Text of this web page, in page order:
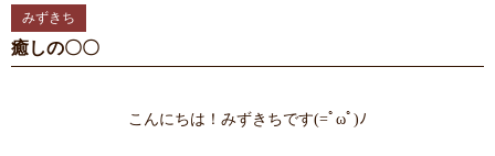
みずきち
癒しの〇〇
こんにちは！みずきちです(=ﾟωﾟ)ﾉ